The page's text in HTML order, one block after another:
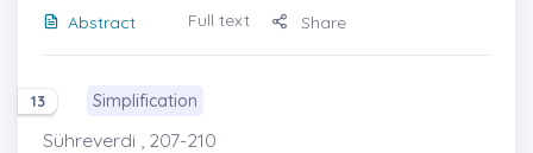
Abstract
Full text Share
13 Simplification
Sühreverdi , 207-210